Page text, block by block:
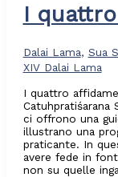
I
Dalai Lama, Sua
XIV Dalai Lama
I quattro
ci offrono una
illustrano una
praticante. In
avere fede in
non su quelle